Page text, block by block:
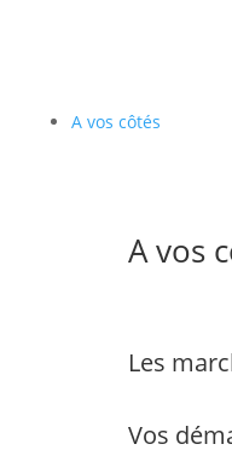
A vos côtés
A vos
Les
Vos